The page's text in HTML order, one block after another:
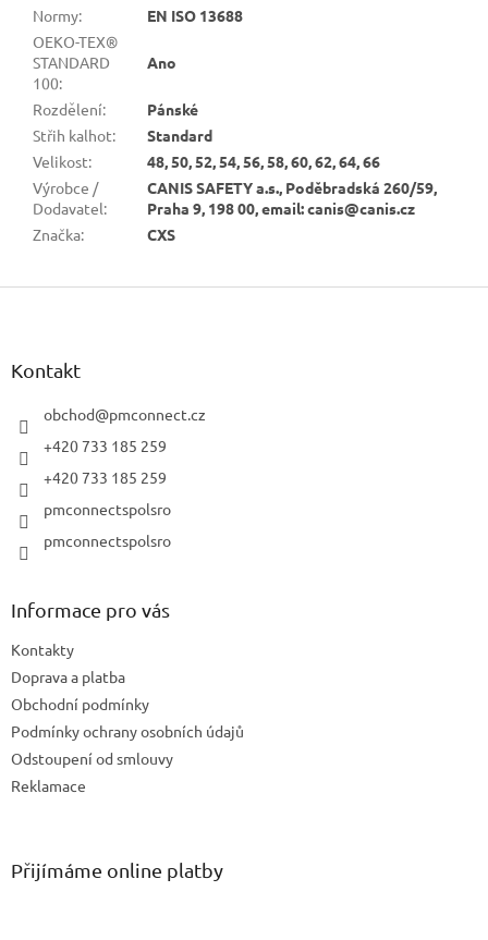
Normy:
EN ISO 13688
OEKO-TEX®
STANDARD
100:
Ano
Rozdělení:
Pánské
Střih kalhot:
Standard
Velikost:
48, 50, 52, 54, 56, 58, 60, 62, 64, 66
Výrobce /
Dodavatel:
CANIS SAFETY a.s., Poděbradská 260/59,
Praha 9, 198 00, email: canis@canis.cz
Značka: CXS
Z
Kontakt
obchod@pmconnect.cz
+420 733 185 259
+420 733 185 259
pmconnectspolsro
pmconnectspolsro
Informace pro vás
Kontakty
Doprava a platba
Obchodní podmínky
Podmínky ochrany osobních údajů
Odstoupení od smlouvy
Reklamace
Přijímáme online platby